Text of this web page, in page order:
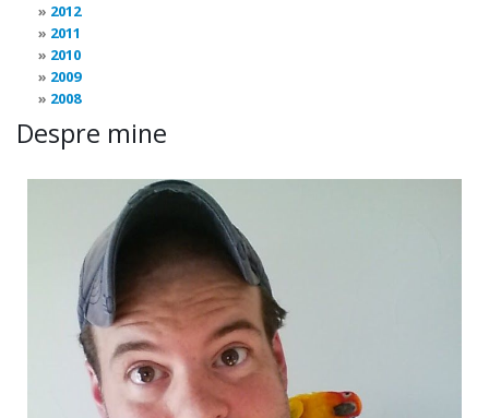
2012
2011
2010
2009
2008
Despre mine